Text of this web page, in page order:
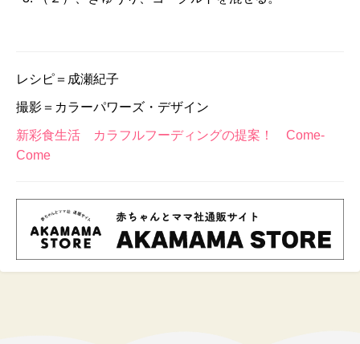
レシピ＝成瀬紀子
撮影＝カラーパワーズ・デザイン
新彩食生活 カラフルフーディングの提案！ Come-
Come